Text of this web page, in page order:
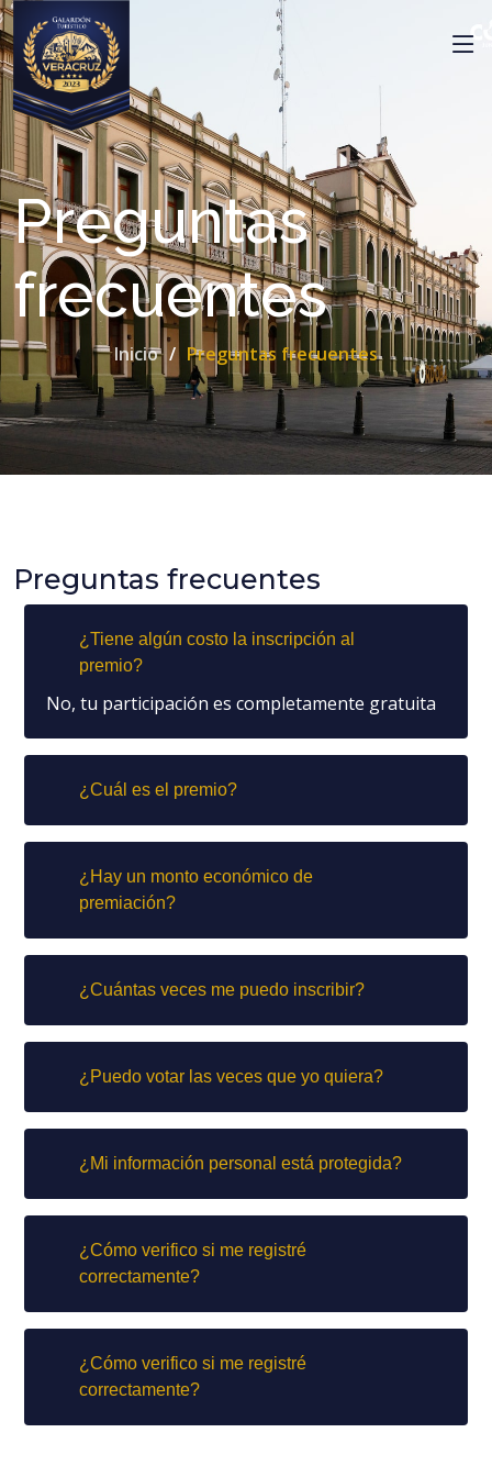
Preguntas
frecuentes
Inicio Preguntas frecuentes
Preguntas frecuentes
¿Tiene algún costo la inscripción al
premio?
No, tu participación es completamente gratuita
¿Cuál es el premio?
¿Hay un monto económico de
premiación?
¿Cuántas veces me puedo inscribir?
¿Puedo votar las veces que yo quiera?
¿Mi información personal está protegida?
¿Cómo verifico si me registré
correctamente?
¿Cómo verifico si me registré
correctamente?